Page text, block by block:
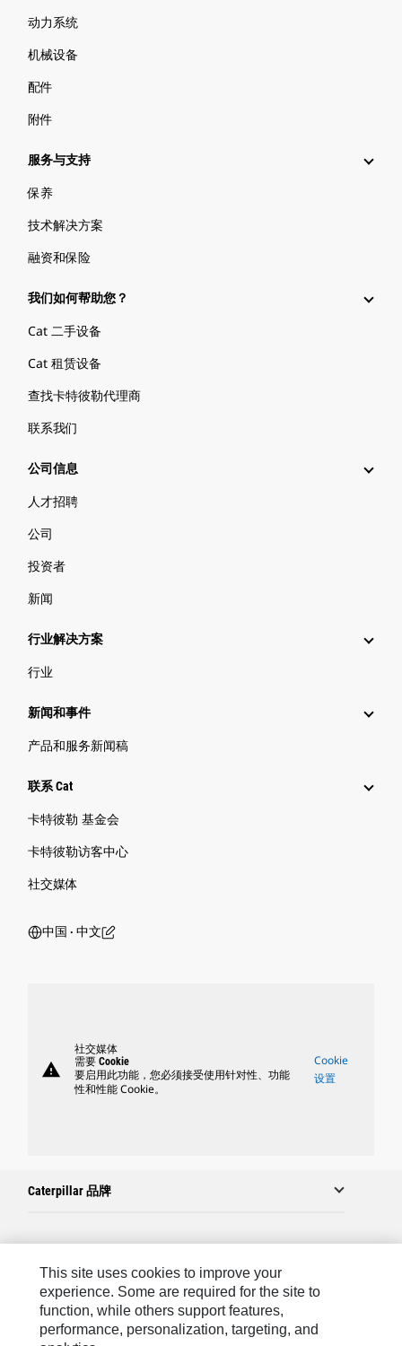
动力系统
机械设备
配件
附件
服务与支持
保养
技术解决方案
融资和保险
我们如何帮助您？
Cat 二手设备
Cat 租赁设备
查找卡特彼勒代理商
联系我们
公司信息
人才招聘
公司
投资者
新闻
行业解决方案
行业
新闻和事件
产品和服务新闻稿
联系 Cat
卡特彼勒 基金会
卡特彼勒访客中心
社交媒体
中国 ‧ 中文
warning
社交媒体
需要 Cookie
要启用此功能，您必须接受使用针对性、功能
性和性能 Cookie。
Cookie
设置
Caterpillar 品牌
联系 Caterpillar
站点地图
This site uses cookies to improve your
experience. Some are required for the site to
function, while others support features,
performance, personalization, targeting, and